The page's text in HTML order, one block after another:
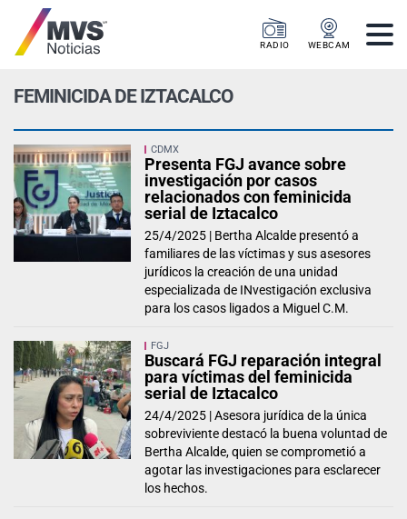
RADIO WEBCAM
FEMINICIDA DE IZTACALCO
CDMX
Presenta FGJ avance sobre
investigación por casos
relacionados con feminicida
serial de Iztacalco
25/4/2025 | Bertha Alcalde presentó a
familiares de las víctimas y sus asesores
jurídicos la creación de una unidad
especializada de INvestigación exclusiva
para los casos ligados a Miguel C.M.
FGJ
Buscará FGJ reparación integral
para víctimas del feminicida
serial de Iztacalco
24/4/2025 |Asesora jurídica de la única
sobreviviente destacó la buena voluntad de
Bertha Alcalde, quien se comprometió a
agotar las investigaciones para esclarecer
los hechos.